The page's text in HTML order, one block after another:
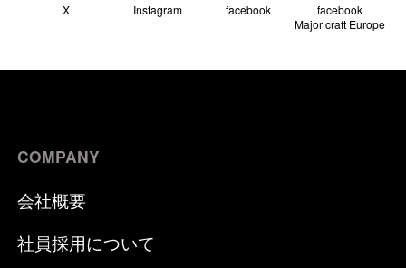
X Instagram facebook
facebook
Major craft Europe
COMPANY
会社概要
社員採用について